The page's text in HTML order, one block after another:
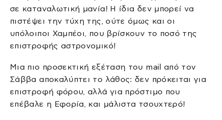
σε καταναλωτική μανία! Η ίδια δεν μπορεί να
πιστέψει την τύχη της, ούτε όμως και οι
υπόλοιποι Χαμπέοι, που βρίσκουν το ποσό της
επιστροφής αστρονομικό!
Μια πιο προσεκτική εξέταση του mail από τον
Σάββα αποκαλύπτει το λάθος: δεν πρόκειται για
επιστροφή φόρου, αλλά για πρόστιμο που
επέβαλε η Εφορία, και μάλιστα τσουχτερό!